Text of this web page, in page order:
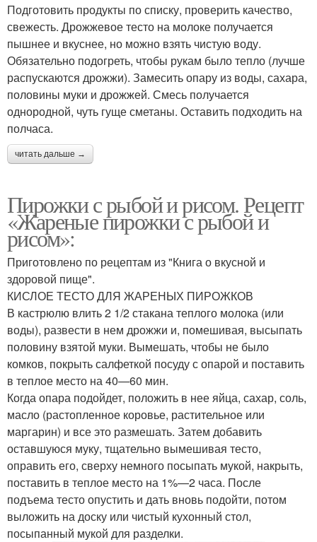
Подготовить продукты по списку, проверить качество,
свежесть. Дрожжевое тесто на молоке получается
пышнее и вкуснее, но можно взять чистую воду.
Обязательно подогреть, чтобы рукам было тепло (лучше
распускаются дрожжи). Замесить опару из воды, сахара,
половины муки и дрожжей. Смесь получается
однородной, чуть гуще сметаны. Оставить подходить на
полчаса.
читать дальше →
Пирожки с рыбой и рисом. Рецепт
«Жареные пирожки с рыбой и
рисом»:
Приготовлено по рецептам из "Книга о вкусной и
здоровой пище".
КИСЛОЕ ТЕСТО ДЛЯ ЖАРЕНЫХ ПИРОЖКОВ
В кастрюлю влить 2 1/2 стакана теплого мо­лока (или
воды), развести в нем дрожжи и, помешивая, высыпать
половину взятой муки. Вымешать, чтобы не было
комков, покрыть салфеткой посуду с опарой и поставить
в теплое место на 40—60 мин.
Когда опара подойдет, положить в нее яйца, сахар, соль,
масло (растопленное коровье, растительное или
маргарин) и все это размешать. Затем добавить
оставшуюся муку, тщательно вы­мешивая тесто,
оправить его, сверху немного посыпать мукой, накрыть,
поставить в теп­лое место на 1%—2 часа. После
подъема тесто опустить и дать вновь подойти, потом
выложить на доску или чистый кухонный стол,
посыпанный мукой для разделки.